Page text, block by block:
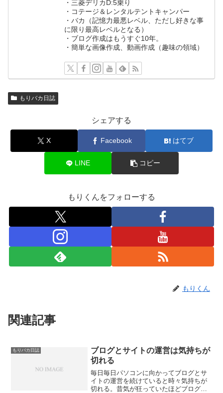
・三菱デリカD:5乗り
・コテージ＆レンタルテントキャンパー
・バカ（記憶力最悪レベル、ただし好きな事
に限り最高レベルとなる）
・ブログ作成はもうすぐ10年。
・簡単な画像作成、動画作成（趣味の領域）
もりバカ日誌
シェアする
X Facebook はてブ
LINE コピー
もりくんをフォローする
もりくん
関連記事
もりバカ日誌
ブログとサイトの運営は気持ちが
切れる
毎日毎日パソコンに向かってブログとサ
イトの運営を続けていると時々気持ちが
切れる。昔気が狂っていたほどブログサ